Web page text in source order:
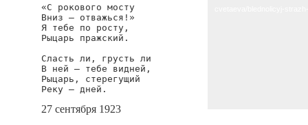
«С рокового мосту
Вниз — отважься!»
Я тебе по росту,
Рыцарь пражский.
Сласть ли, грусть ли
В ней — тебе видней,
Рыцарь, стерегущий
Реку — дней.
27 сентября 1923